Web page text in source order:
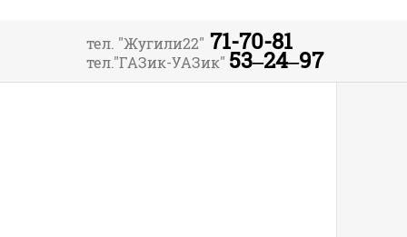
тел. "Жугили22" 71-70-81
тел."ГАЗик-УАЗик" 53‒24‒97